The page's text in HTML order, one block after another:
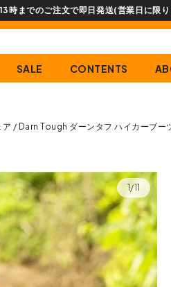
【会員限定
SALE CONTENTS
ア Darn Tough ダーンタフ ハイカーブー
1/11